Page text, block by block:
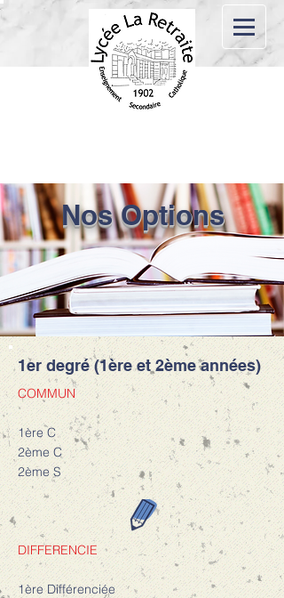
Nos Options
1er degré (1ère et 2ème années)
COMMUN
1ère C
2ème C
2ème S
DIFFERENCIE
1ère Différenciée